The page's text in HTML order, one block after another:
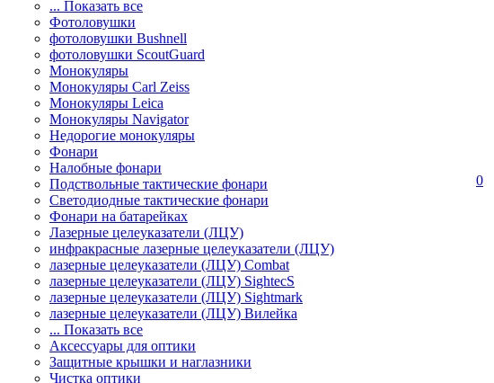
... Показать все
Фотоловушки
фотоловушки Bushnell
фотоловушки ScoutGuard
Монокуляры
Монокуляры Carl Zeiss
Монокуляры Leica
Монокуляры Navigator
Недорогие монокуляры
Фонари
Налобные фонари
Подствольные тактические фонари
Светодиодные тактические фонари
Фонари на батарейках
Лазерные целеуказатели (ЛЦУ)
инфракрасные лазерные целеуказатели (ЛЦУ)
лазерные целеуказатели (ЛЦУ) Combat
лазерные целеуказатели (ЛЦУ) SightecS
лазерные целеуказатели (ЛЦУ) Sightmark
лазерные целеуказатели (ЛЦУ) Вилейка
... Показать все
Аксессуары для оптики
Защитные крышки и наглазники
Чистка оптики
0